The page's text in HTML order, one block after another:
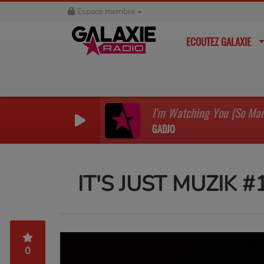
Espace membre
ECOUTEZ GALAXIE
GADJO
IT'S JUST MUZIK
0